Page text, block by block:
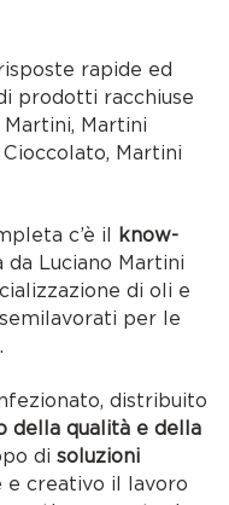
rapide ed
prodotti racchiuse
Martini
Martini
c’è il know-
da Luciano Martini
di oli e
per le
distribuito
della qualità e della
disoluzioni
creativo il lavoro